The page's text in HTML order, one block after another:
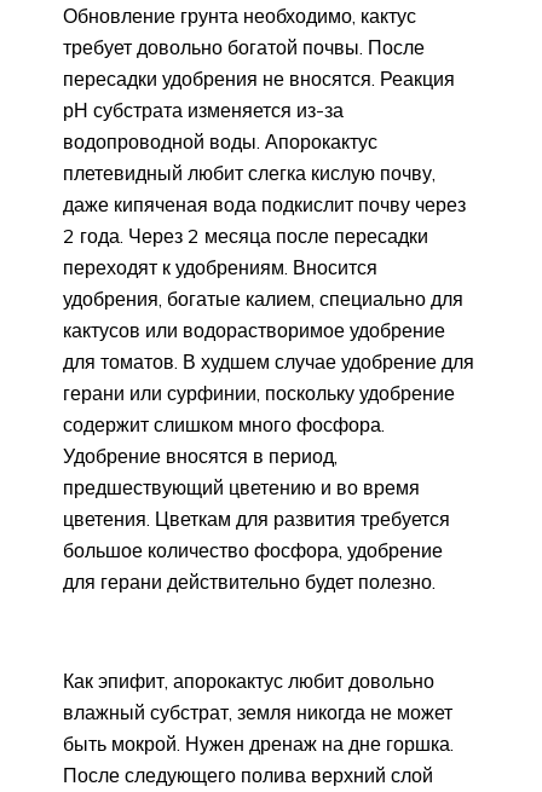
Обновление грунта необходимо, кактус
требует довольно богатой почвы. После
пересадки удобрения не вносятся. Реакция
рН субстрата изменяется из-за
водопроводной воды. Апорокактус
плетевидный любит слегка кислую почву,
даже кипяченая вода подкислит почву через
2 года. Через 2 месяца после пересадки
переходят к удобрениям. Вносится
удобрения, богатые калием, специально для
кактусов или водорастворимое удобрение
для томатов. В худшем случае удобрение для
герани или сурфинии, поскольку удобрение
содержит слишком много фосфора.
Удобрение вносятся в период,
предшествующий цветению и во время
цветения. Цветкам для развития требуется
большое количество фосфора, удобрение
для герани действительно будет полезно.
Как эпифит, апорокактус любит довольно
влажный субстрат, земля никогда не может
быть мокрой. Нужен дренаж на дне горшка.
После следующего полива верхний слой